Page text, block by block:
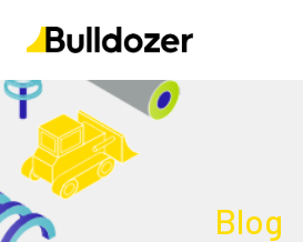
Blog